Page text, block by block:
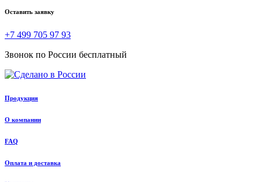
Оставить заявку
+7 499 705 97 93
Звонок по России бесплатный
Продукция
О компании
FAQ
Оплата и доставка